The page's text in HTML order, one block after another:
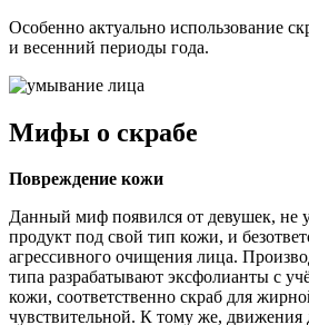
Особенно актуально использование
и весенний периоды года.
Мифы о скрабе
Повреждение кожи
Данный миф появился от девушек, не
продукт под свой тип кожи, и
агрессивного очищения лица.
типа разрабатывают эксфолианты с
кожи, соответственно скраб для
чувствительной. К тому же,